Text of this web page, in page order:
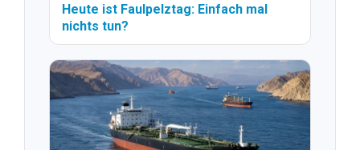
Heute ist Faulpelztag: Einfach mal
nichts tun?